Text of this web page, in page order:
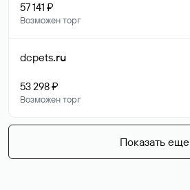
57 141 ₽
Возможен торг
dcpets.ru
53 298 ₽
Возможен торг
Показать еще